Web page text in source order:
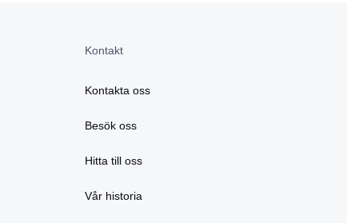
Kontakt
Kontakta oss
Besök oss
Hitta till oss
Vår historia